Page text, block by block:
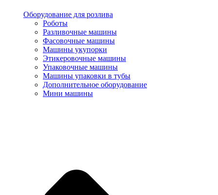
Оборудование для розлива
Роботы
Разливочные машины
Фасовочные машины
Машины укупорки
Этикеровочные машины
Упаковочные машины
Машины упаковки в тубы
Дополнительное оборудование
Мини машины